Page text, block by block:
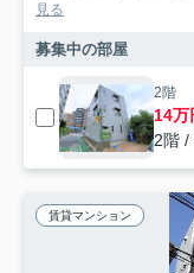
見る
募集中の部屋
2階
14万
2階 /
賃貸マンション